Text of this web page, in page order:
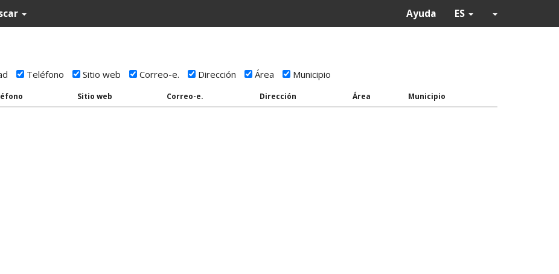
Ayuda ES
Teléfono Sitio web Correo-e. Dirección Área Municipio
Sitio web Correo-e. Dirección Área Municipio